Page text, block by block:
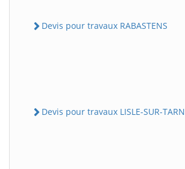
Devis pour travaux RABASTENS
Devis pour travaux LISLE-SUR-TARN